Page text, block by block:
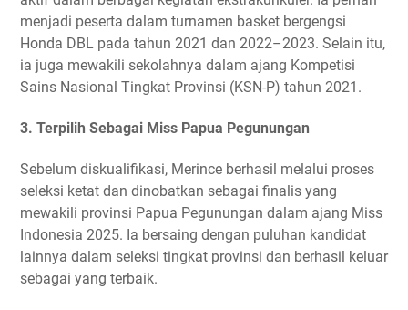
menjadi peserta dalam turnamen basket bergengsi
Honda DBL pada tahun 2021 dan 2022–2023. Selain itu,
ia juga mewakili sekolahnya dalam ajang Kompetisi
Sains Nasional Tingkat Provinsi (KSN-P) tahun 2021.
3. Terpilih Sebagai Miss Papua Pegunungan
Sebelum diskualifikasi, Merince berhasil melalui proses
seleksi ketat dan dinobatkan sebagai finalis yang
mewakili provinsi Papua Pegunungan dalam ajang Miss
Indonesia 2025. Ia bersaing dengan puluhan kandidat
lainnya dalam seleksi tingkat provinsi dan berhasil keluar
sebagai yang terbaik.